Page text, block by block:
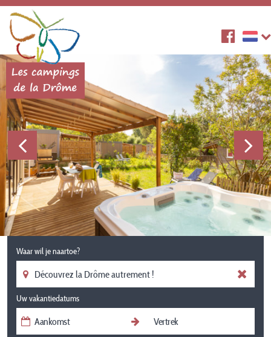
Waar wil je naartoe?
Uw vakantiedatums